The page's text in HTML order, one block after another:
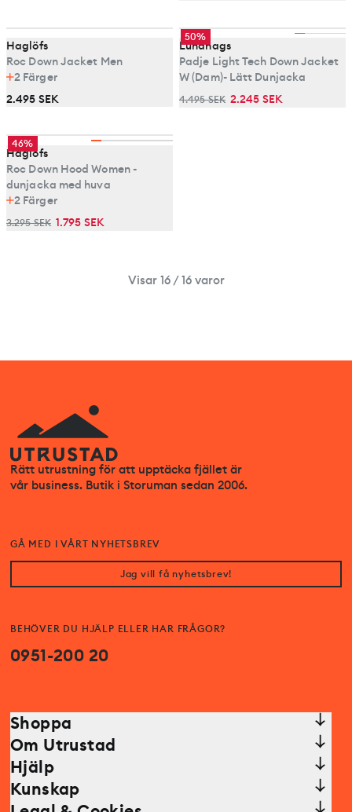
Haglöfs
Roc Down Jacket Men
2 Färger
2.495 SEK
50%
Lundhags
Padje Light Tech Down Jacket
W (Dam)- Lätt Dunjacka
4.495 SEK 2.245 SEK
46%
Haglöfs
Roc Down Hood Women -
dunjacka med huva
2 Färger
3.295 SEK 1.795 SEK
Visar 16 / 16 varor
Rätt utrustning för att upptäcka fjället är
vår business. Butik i Storuman sedan 2006.
BEHÖVER DU HJÄLP ELLER HAR FRÅGOR?
0951-200 20
GÅ MED I VÅRT NYHETSBREV
Jag vill få nyhetsbrev!
Shoppa
Om Utrustad
Hjälp
Kunskap